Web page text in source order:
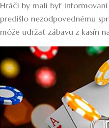
Hráči by mali byť
predišlo nezodpovednému
môže udržať zábavu z kasín